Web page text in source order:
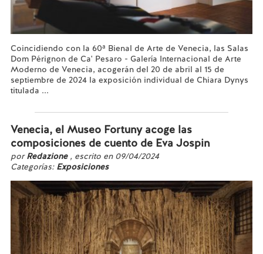
Coincidiendo con la 60ª Bienal de Arte de Venecia, las Salas
Dom Pérignon de Ca' Pesaro - Galería Internacional de Arte
Moderno de Venecia, acogerán del 20 de abril al 15 de
septiembre de 2024 la exposición individual de Chiara Dynys
titulada ...
Venecia, el Museo Fortuny acoge las
composiciones de cuento de Eva Jospin
porRedazione , escrito en 09/04/2024
Categorías: Exposiciones